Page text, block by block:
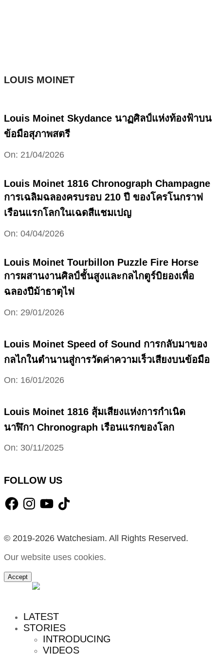
LOUIS MOINET
Louis Moinet Skydance นาฏศิลป์แห่งท้องฟ้าบน
ข้อมือสุภาพสตรี
2026-
On: 21/04/2026
Louis Moinet 1816 Chronograph Champagne
การเฉลิมฉลองครบรอบ 210 ปี ของโครโนกราฟ
เรือนแรกโลกในเฉดสีแชมเปญ
2026-
On: 04/04/2026
Louis Moinet Tourbillon Puzzle Fire Horse
การผสานงานศิลป์ชั้นสูงและกลไกตูร์บิยองเพื่อ
ฉลองปีม้าธาตุไฟ
2026-
On: 29/01/2026
Louis Moinet Speed of Sound การกลับมาของ
กลไกในตำนานสู่การวัดค่าความเร็วเสียงบนข้อมือ
2026-
On: 16/01/2026
Louis Moinet 1816 สุ้มเสียงแห่งการกำเนิด
นาฬิกา Chronograph เรือนแรกของโลก
2025-
On: 30/11/2025
FOLLOW US
FacebookInstagramYouTube
TikTok
© 2019-2026 Watchesiam. All Rights Reserved.
Our website uses cookies.
Accept
LATEST
STORIES
INTRODUCING
VIDEOS